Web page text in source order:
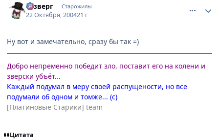
Юзверг Старожилы
22 Октября, 200421 г
Ну вот и замечательно, сразу бы так =)
Добро непременно победит зло, поставит его на колени и
зверски убъёт...
Каждый подумал в меру своей распущености, но все
подумали об одном и томже... (с)
[Платиновые Старики] team
Цитата